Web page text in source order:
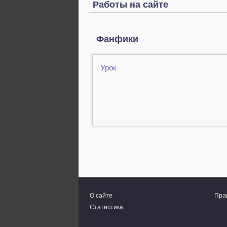
Работы на сайте
Фанфики
Урок
О сайте
Статистика